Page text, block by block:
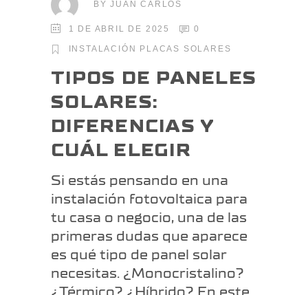
BYJUAN CARLOS
1 DE ABRIL DE 2025 0
INSTALACIÓN PLACAS SOLARES
TIPOS DE PANELES
SOLARES:
DIFERENCIAS Y
CUÁL ELEGIR
Si estás pensando en una
instalación fotovoltaica para
tu casa o negocio, una de las
primeras dudas que aparece
es qué tipo de panel solar
necesitas. ¿Monocristalino?
¿Térmico? ¿Híbrido? En este